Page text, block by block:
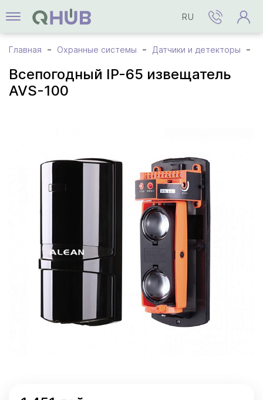
RU
Главная Охранные системы Датчики и детекторы
Всепогодный IP-65 извещатель
AVS-100